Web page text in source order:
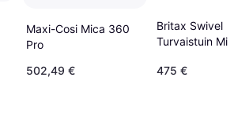
Maxi-Cosi Mica 360
Pro
502,49 €
Britax Swivel
Turvaistuin
475 €